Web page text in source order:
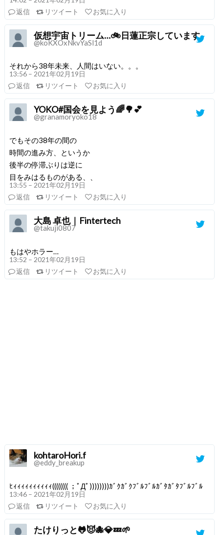
返信
リツイート お気に入り
仮想宇宙トリーム…🚲日蓮正宗しています
@koKXOxNkvYaSl1d
それから38年未来、人間はいない。。。
13:56 – 2021年02月19日
返信
リツイート お気に入り
YOKO#国会を見よう🌈🌳💕
@granamoryoko18
でもその38年の間の
時間の進み方、というか
後半の停滞ぶりは逆に
目をみはるものがある、、
13:55 – 2021年02月19日
返信
リツイート お気に入り
大島 卓也｜Fintertech
@takuji0807
もはやホラー…
13:52 – 2021年02月19日
返信
リツイート お気に入り
kohtaroHori.f
@eddy_breakup
ﾋｨｨｨｨｨｨｨｨｨｨ(((((((( ；ﾟДﾟ))))))))ｶﾞｸｶﾞｸﾌﾞﾙﾌﾞﾙｶﾞﾀｶﾞﾀﾌﾞﾙﾌﾞﾙ
13:46 – 2021年02月19日
返信
リツイート お気に入り
たけりっと🐸😈🐙💎💤🌱